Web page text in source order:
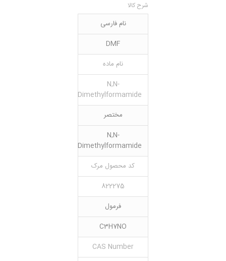
شرح کالا
نام فارسی
DMF
نام ماده
N,N-
Dimethylformamide
مختصر
N,N-
Dimethylformamide
کد محصول مرک
822275
فرمول
C3H7NO
CAS Number